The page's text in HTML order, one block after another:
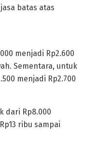
batas atas
menjadi Rp2.600
Sementara, untuk
menjadi Rp2.700
dari Rp8.000
ribu sampai